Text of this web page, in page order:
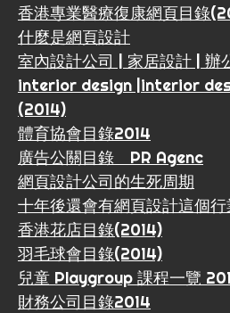
香港專業醫療復康網頁目錄
什麼是網頁設計
室內設計公司 | 家居設計 |
interior design |interior
(2014)
體育協會目錄2014
廣告公關目錄 PR Agenc
網頁設計公司的生死周期
十年後還會有網頁設計這個
香港花店目錄(2014)
羽毛球會目錄(2014)
兒童 Playgroup 課程一覽
財務公司目錄2014